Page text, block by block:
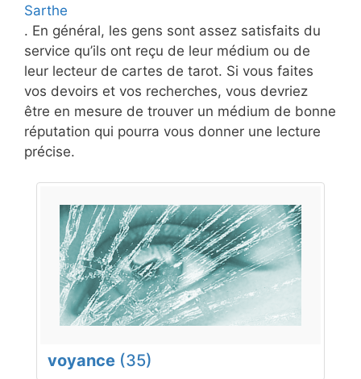
Sarthe
. En général, les gens sont assez satisfaits du
service qu’ils ont reçu de leur médium ou de
leur lecteur de cartes de tarot. Si vous faites
vos devoirs et vos recherches, vous devriez
être en mesure de trouver un médium de bonne
réputation qui pourra vous donner une lecture
précise.
voyance (35)